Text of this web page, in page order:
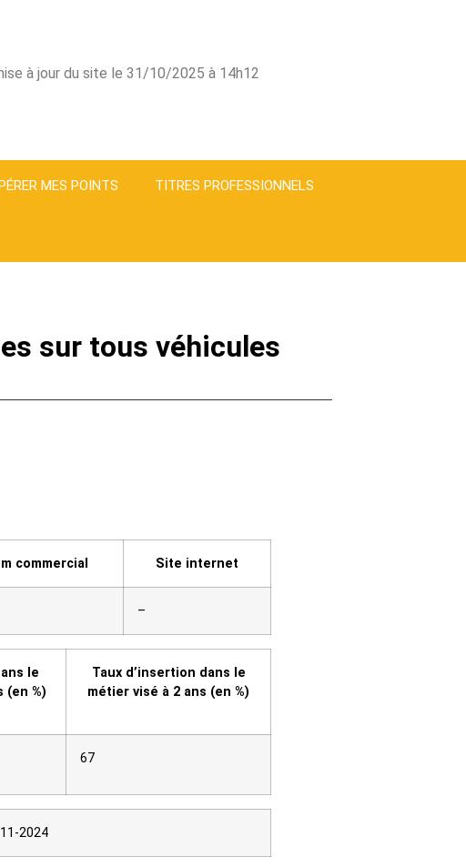
à jour du site le 31/10/2025 à 14h12
MES POINTS TITRES PROFESSIONNELS
sur tous véhicules
commercial Site internet
–
le
(en %)
Taux d’insertion dans le
métier visé à 2 ans (en %)
67
2024